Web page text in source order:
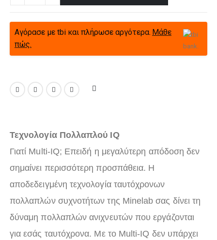
Αγόρασε με tbi και πλήρωσε αργότερα. Μάθε
πώς.
Τεχνολογία Πολλαπλού IQ
Γιατί Multi-IQ; Επειδή η μεγαλύτερη απόδοση δεν
σημαίνει περισσότερη προσπάθεια. Η
αποδεδειγμένη τεχνολογία ταυτόχρονων
πολλαπλών συχνοτήτων της Minelab σας δίνει τη
δύναμη πολλαπλών ανιχνευτών που εργάζονται
για εσάς ταυτόχρονα. Με το Multi-IQ δεν υπάρχει